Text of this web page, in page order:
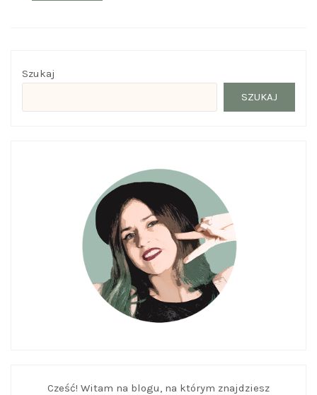
Szukaj
SZUKAJ
Cześć! Witam na blogu, na którym znajdziesz